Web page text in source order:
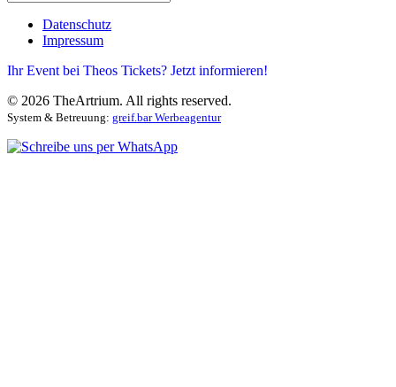
Datenschutz
Impressum
Ihr Event bei Theos Tickets? Jetzt informieren!
© 2026 TheArtrium. All rights reserved.
System & Betreuung: greif.bar Werbeagentur